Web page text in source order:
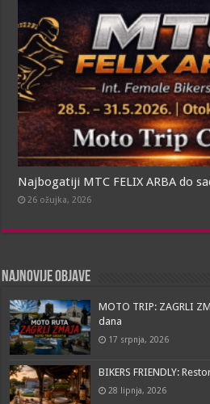
Najbogatiji MTC FELIX ARBA do
26 ožujka, 2026
Najnovije objave
MOTO TRIP: ZAGRLI
dana
17 srpnja, 2026
BIKERS FRIENDLY:
28 lipnja, 2026